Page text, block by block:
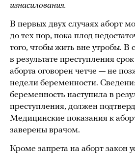
изнасилования.
В первых двух случаях аборт
до тех пор, пока плод
того, чтобы жить вне утробы. В
в результате преступления
аборта оговорен четче — не
недели беременности.
беременность наступила в
преступления, должен
Медицинские показания к
заверены врачом.
Кроме запрета на аборт закон